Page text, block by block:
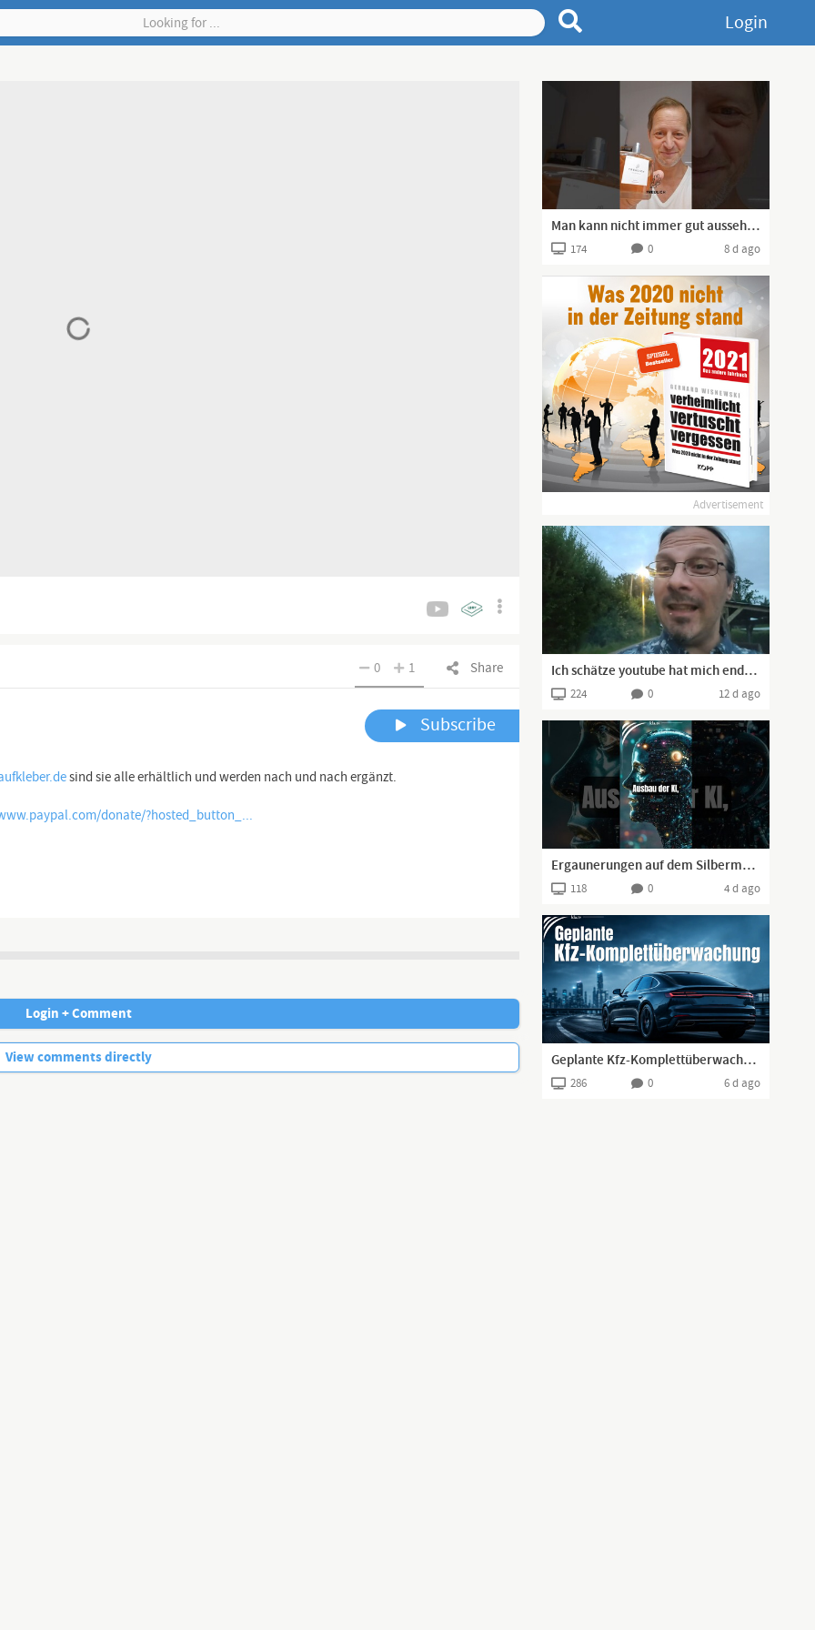
Login
Share
0 1
Subscribe
sind sie alle erhältlich und werden nach und nach ergänzt.
donate/?hosted_button_...
Man kann nicht immer gut aussehen, aber man kann gut riechen!
174 0 8 d ago
Advertisement
Ich schätze youtube hat mich endgültig abgeklemmt
224 0 12 d ago
Ergaunerungen auf dem Silbermarkt
118 0 4 d ago
Geplante Kfz-Komplettüberwachung | www.kla.tv/42058
286 0 6 d ago
No more comments.
Login + Comment
View comments directly